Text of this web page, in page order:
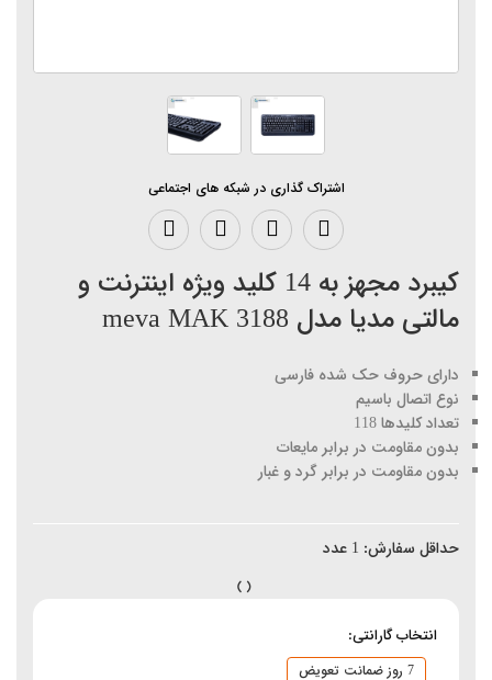
اشتراک گذاری در شبکه های اجتماعی
کیبرد مجهز به 14 کلید ویژه اینترنت و
مالتی مدیا مدل meva MAK 3188
دارای حروف حک شده فارسی
نوع اتصال باسیم
تعداد کلیدها 118
بدون مقاومت در برابر مایعات
بدون مقاومت در برابر گرد و غبار
حداقل سفارش: 1 عدد
انتخاب گارانتی:
7 روز ضمانت تعویض